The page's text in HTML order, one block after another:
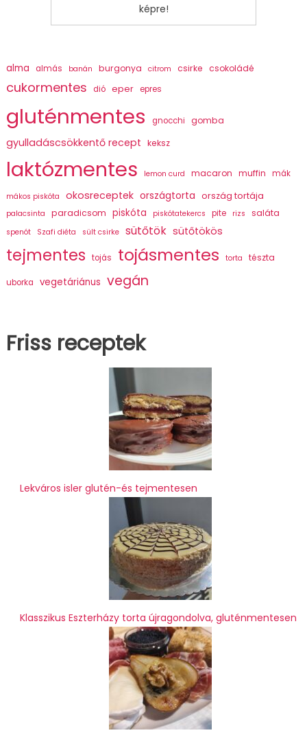
képre!
alma almás banán burgonya citrom csirke csokoládé
cukormentes dió eper epres
gluténmentes gnocchi gomba
gyulladáscsökkentő recept keksz
laktózmentes lemon curd macaron muffin mák
mákos piskóta okosreceptek országtorta ország tortája
palacsinta paradicsom piskóta piskótatekercs pite rizs saláta
spenót Szafi diéta sült csirke sütőtök sütőtökös
tejmentes tojás tojásmentes torta tészta
uborka vegetáriánus vegán
Friss receptek
Lekváros isler glutén-és tejmentesen
Klasszikus Eszterházy torta újragondolva, gluténmentesen